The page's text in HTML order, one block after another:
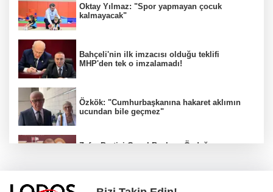
Oktay Yılmaz: "Spor yapmayan çocuk
kalmayacak"
Bahçeli'nin ilk imzacısı olduğu teklifi
MHP'den tek o imzalamadı!
Özkök: "Cumhurbaşkanına hakaret aklımın
ucundan bile geçmez"
Zafer Partisi Genel Başkanı Özdağ: